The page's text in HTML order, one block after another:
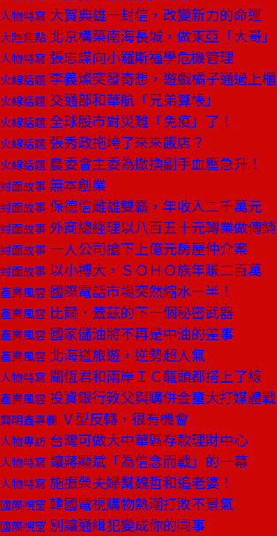
人物特寫 大賀典雄一封信，改變新力的命運
大陸焦點 北京構築南海長城，做東亞「大哥」
人物特寫 張忠謀向小羅斯福學危機管理
火線話題 李義燦突發奇想，遊戲橘子通過上櫃
火線話題 交通部和華航「兄弟算帳」
火線話題 全球股市對災難「免疫」了！
火線話題 張秀政拖垮了來來飯店？
火線話題 農委會主委為撤換副手血壓急升！
封面故事 無本創業
封面故事 保德信雌雄雙霸，年收入二千萬元
封面故事 外商總經理以八百五十元轉業做傳銷
封面故事 一人公司搶下上億元房屋仲介案
封面故事 以小搏大，ＳＯＨＯ族年賺二百萬
產業風雲 國際電話市場突然縮水一半！
產業風雲 比爾．蓋茲的下一個秘密武器
產業風雲 國家儲油將不再是中油的差事
產業風雲 北海道旅遊，逆勢超人氣
人物特寫 關恆君和兩岸ＩＣ龍頭都搭上了線
產業風雲 投資銀行教父與購併金童大打媒體戰
龔明鑫專欄 Ｖ型反轉，很有機會
人物專訪 台灣可做大中華區存款理財中心
人物特寫 讓蔣顯斌「為信念而戰」的一幕
人物特寫 施振榮夫婦幫魏哲和追老婆！
國際視窗 韓國電視購物熱潮打敗不景氣
國際視窗 別讓通緝犯變成你的同事